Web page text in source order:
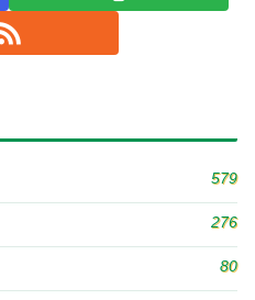
579
276
80